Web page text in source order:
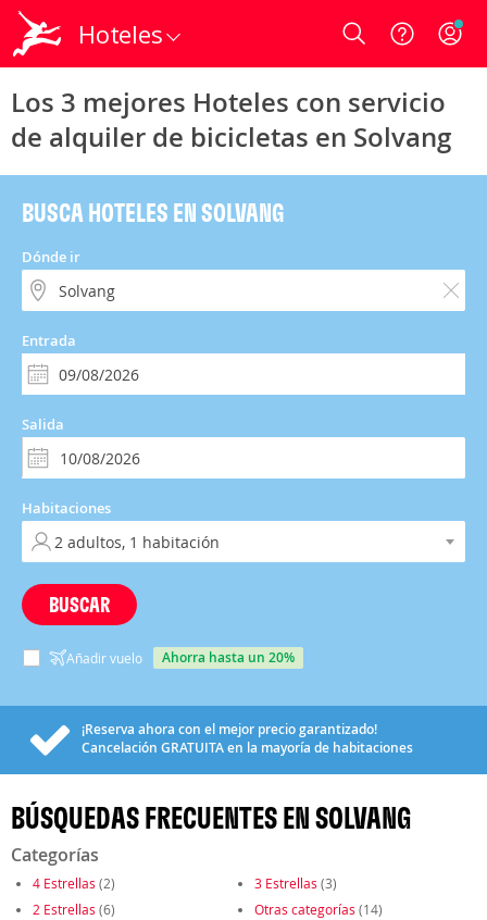
Hoteles Login
Los 3 mejores Hoteles con servicio
de alquiler de bicicletas en Solvang
BUSCA HOTELES EN SOLVANG
Dónde ir
Entrada
Salida
Habitaciones
BUSCAR
Añadir vuelo ahorra hasta un 20%
¡Reserva ahora con el mejor precio garantizado!
Cancelación GRATUITAen la mayoría de habitaciones
BÚSQUEDAS FRECUENTES EN SOLVANG
Categorías
4 Estrellas (2) 3 Estrellas (3)
2 Estrellas (6) Otras categorías (14)